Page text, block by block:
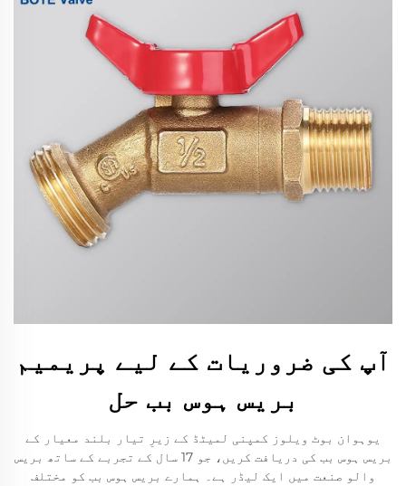
آپ کی ضروریات کے لیے پریمیم
بریس ہوس بب حل
یوہوان بوٹ ویلوز کمپنی لمیٹڈ کے زیرِ تیار بلند معیار کے
بریس ہوس بب کی دریافت کریں، جو 17 سال کے تجربے کے ساتھ بریس
والو صنعت میں ایک لیڈر ہے۔ ہمارے بریس ہوس بب کو مختلف